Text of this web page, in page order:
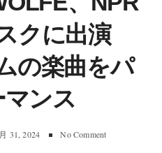
クに出演
の楽曲をパ
ンス
31, 2024 No Comment